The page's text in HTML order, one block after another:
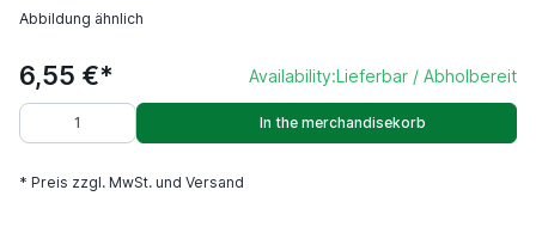
Abbildung ähnlich
6,55 €* Availability:Lieferbar / Abholbereit
In the merchandisekorb
* Preis zzgl. MwSt. und Versand